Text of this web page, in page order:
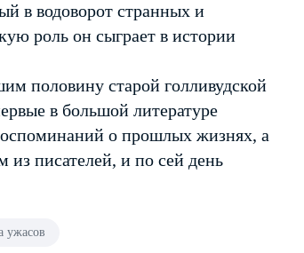
в водоворот странных и
роль он сыграет в истории
половину старой голливудской
в большой литературе
о прошлых жизнях, а
из писателей, и по сей день
ужасов